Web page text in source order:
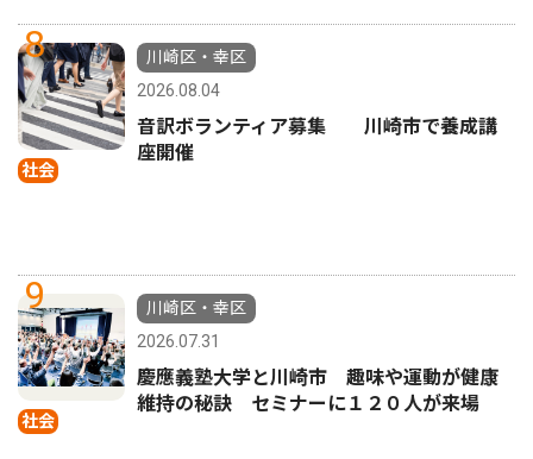
8
社会
川崎区・幸区
2026.08.04
音訳ボランティア募集 川崎市で養成講
座開催
9
社会
川崎区・幸区
2026.07.31
慶應義塾大学と川崎市 趣味や運動が健康
維持の秘訣 セミナーに１２０人が来場